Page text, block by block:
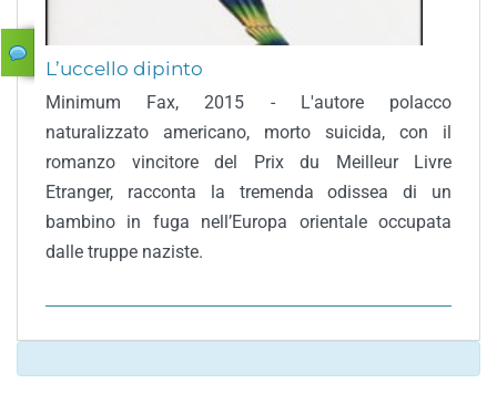
L’uccello dipinto
Minimum Fax, 2015 - L'autore polacco
naturalizzato americano, morto suicida, con il
romanzo vincitore del Prix du Meilleur Livre
Etranger, racconta la tremenda odissea di un
bambino in fuga nell’Europa orientale occupata
dalle truppe naziste.